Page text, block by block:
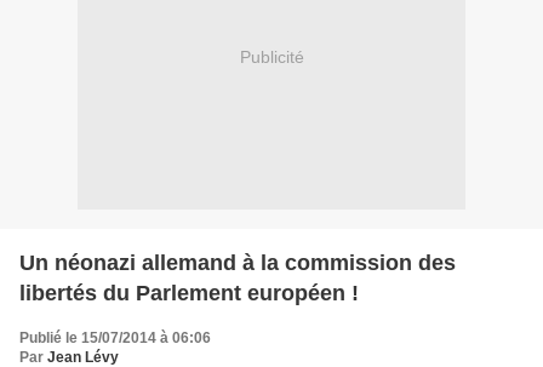
Publicité
Un néonazi allemand à la commission des
libertés du Parlement européen !
Publié le 15/07/2014 à 06:06
Par Jean Lévy